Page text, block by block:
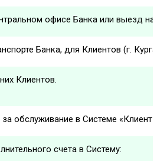
офисе Банка или выезд на
Банка, для Клиентов (г.
Клиентов.
обслуживание в Системе
счета в Систему: